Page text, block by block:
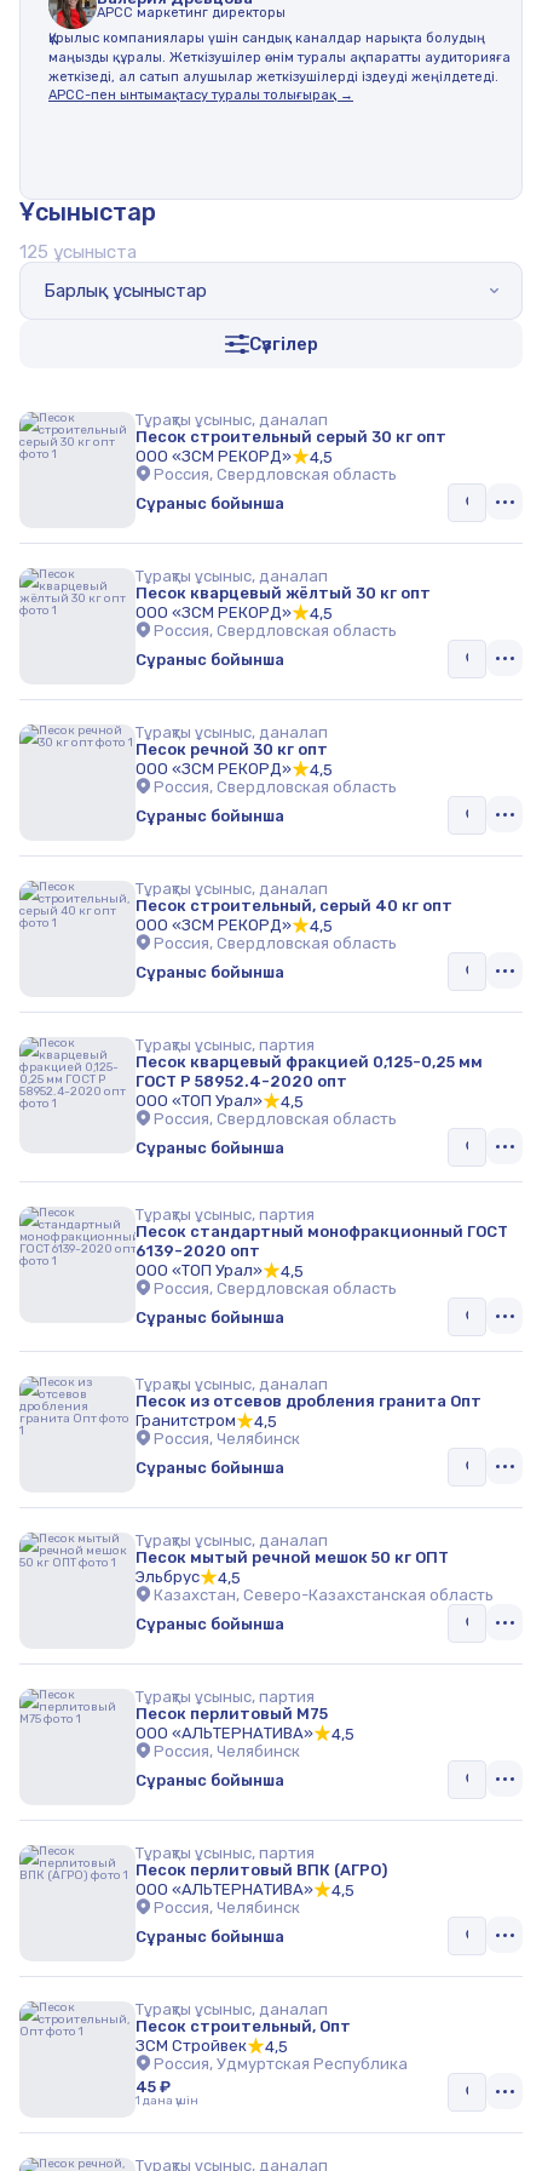
АPCC маркетинг директоры
Құрылыс компаниялары үшін сандық каналдар нарықта болудың
маңызды құралы. Жеткізушілер өнім туралы ақпаратты аудиторияға
жеткізеді, ал сатып алушылар жеткізушілерді іздеуді жеңілдетеді.
АРСС-пен ынтымақтасу туралы толығырақ →
Ұсыныстар
Барлық ұсыныстар
Сүзгілер
125 ұсыныста
Тұрақты ұсыныс, даналап
Песок строительный серый 30 кг опт
ООО «ЗСМ РЕКОРД»
4,5
Россия, Свердловская область
Сұраныс бойынша
Тұрақты ұсыныс, даналап
Песок кварцевый жёлтый 30 кг опт
ООО «ЗСМ РЕКОРД»
4,5
Россия, Свердловская область
Сұраныс бойынша
Тұрақты ұсыныс, даналап
Песок речной 30 кг опт
ООО «ЗСМ РЕКОРД»
4,5
Россия, Свердловская область
Сұраныс бойынша
Тұрақты ұсыныс, даналап
Песок строительный, серый 40 кг опт
ООО «ЗСМ РЕКОРД»
4,5
Россия, Свердловская область
Сұраныс бойынша
Тұрақты ұсыныс, партия
Песок кварцевый фракцией 0,125-0,25 мм
ГОСТ Р 58952.4-2020 опт
ООО «ТОП Урал»
4,5
Россия, Свердловская область
Сұраныс бойынша
Тұрақты ұсыныс, партия
Песок стандартный монофракционный ГОСТ
6139-2020 опт
ООО «ТОП Урал»
4,5
Россия, Свердловская область
Сұраныс бойынша
Тұрақты ұсыныс, даналап
Песок из отсевов дробления гранита Опт
Гранитстром
4,5
Россия, Челябинск
Сұраныс бойынша
Тұрақты ұсыныс, даналап
Песок мытый речной мешок 50 кг ОПТ
Эльбрус
4,5
Казахстан, Северо-Казахстанская область
Сұраныс бойынша
Тұрақты ұсыныс, партия
Песок перлитовый М75
ООО «АЛЬТЕРНАТИВА»
4,5
Россия, Челябинск
Сұраныс бойынша
Тұрақты ұсыныс, партия
Песок перлитовый ВПК (АГРО)
ООО «АЛЬТЕРНАТИВА»
4,5
Россия, Челябинск
Сұраныс бойынша
Тұрақты ұсыныс, даналап
Песок строительный, Опт
ЗСМ Стройвек
4,5
Россия, Удмуртская Республика
45 ₽
1 дана үшін
Тұрақты ұсыныс, даналап